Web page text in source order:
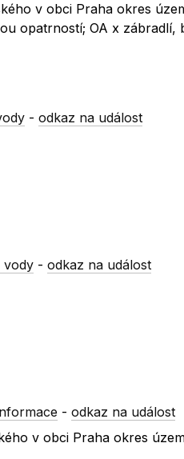
v obci Praha okres
opatrností; OA x zábradlí,
-odkaz na událost
vody -odkaz na událost
-odkaz na událost
v obci Praha okres